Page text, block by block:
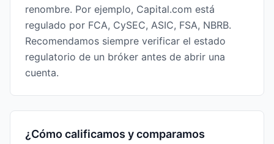
renombre. Por ejemplo, Capital.com está
regulado por FCA, CySEC, ASIC, FSA, NBRB.
Recomendamos siempre verificar el estado
regulatorio de un bróker antes de abrir una
cuenta.
¿Cómo calificamos y comparamos